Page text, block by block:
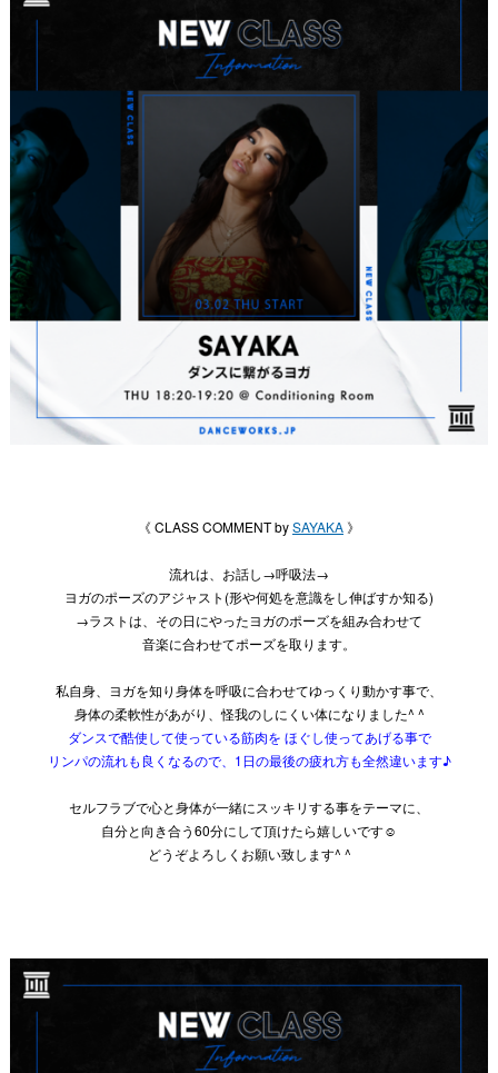
《 CLASS COMMENT bySAYAKA 》
流れは、お話し→呼吸法→
ヨガのポーズのアジャスト(形や何処を意識をし伸ばすか知る)
→ラストは、その日にやったヨガのポーズを組み合わせて
音楽に合わせてポーズを取ります。
私自身、ヨガを知り身体を呼吸に合わせてゆっくり動かす事で、
身体の柔軟性があがり、怪我のしにくい体になりました^ ^
ダンスで酷使して使っている筋肉を ほぐし使ってあげる事で
リンパの流れも良くなるので、1日の最後の疲れ方も全然違います♪
セルフラブで心と身体が一緒にスッキリする事をテーマに、
自分と向き合う60分にして頂けたら嬉しいです☺︎
どうぞよろしくお願い致します^ ^